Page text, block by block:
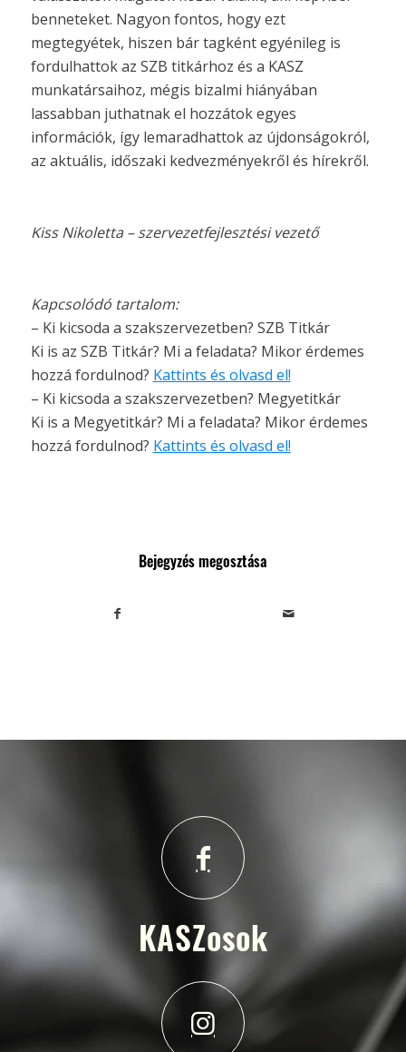
benneteket. Nagyon fontos, hogy ezt
megtegyétek, hiszen bár tagként egyénileg is
fordulhattok az SZB titkárhoz és a KASZ
munkatársaihoz, mégis bizalmi hiányában
lassabban juthatnak el hozzátok egyes
információk, így lemaradhattok az újdonságokról,
az aktuális, időszaki kedvezményekről és hírekről.
Kiss Nikoletta – szervezetfejlesztési vezető
Kapcsolódó tartalom:
– Ki kicsoda a szakszervezetben? SZB Titkár
Ki is az SZB Titkár? Mi a feladata? Mikor érdemes
hozzá fordulnod? Kattints és olvasd el!
– Ki kicsoda a szakszervezetben? Megyetitkár
Ki is a Megyetitkár? Mi a feladata? Mikor érdemes
hozzá fordulnod? Kattints és olvasd el!
Bejegyzés megosztása
KASZosok